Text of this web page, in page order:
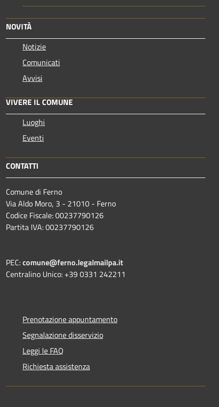
NOVITÀ
Notizie
Comunicati
Avvisi
VIVERE IL COMUNE
Luoghi
Eventi
CONTATTI
Comune di Ferno
Via Aldo Moro, 3 - 21010 - Ferno
Codice Fiscale: 00237790126
Partita IVA: 00237790126
PEC:comune@ferno.legalmailpa.it
Centralino Unico: +39 0331 242211
Prenotazione appuntamento
Segnalazione disservizio
Leggi le FAQ
Richiesta assistenza